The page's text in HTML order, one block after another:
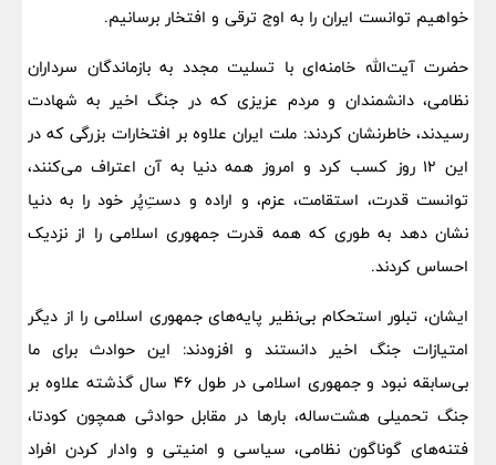
خواهیم توانست ایران را به اوج ترقی و افتخار برسانیم.
حضرت آیت‌الله خامنه‌ای با تسلیت مجدد به بازماندگان سرداران
نظامی، دانشمندان و مردم عزیزی که در جنگ اخیر به شهادت
رسیدند، خاطرنشان کردند: ملت ایران علاوه بر افتخارات بزرگی که در
این ۱۲ روز کسب کرد و امروز همه دنیا به آن اعتراف می‌کنند،
توانست قدرت، استقامت، عزم، و اراده و دست‌ِپُر خود را به دنیا
نشان دهد به طوری که همه قدرت جمهوری اسلامی را از نزدیک
احساس کردند.
ایشان، تبلور استحکام بی‌نظیر پایه‌های جمهوری اسلامی را از دیگر
امتیازات جنگ اخیر دانستند و افزودند: این حوادث برای ما
بی‌‌سابقه نبود و جمهوری اسلامی در طول ۴۶ سال گذشته علاوه بر
جنگ تحمیلی هشت‌ساله، بارها در مقابل حوادثی همچون کودتا،
فتنه‌‌های گوناگون نظامی، سیاسی و امنیتی و وادار کردن افراد